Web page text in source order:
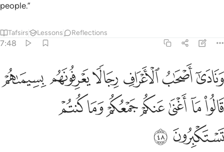
people.”
Tafsirs Lessons Reflections
7:48
ونادى اصحاب الاعراف رجالا يعرفونهم بسيماهم قالوا ما اغنى عنكم
وَنَادَىٰٓ أَصْحَـٰبُ ٱلْأَعْرَافِ رِجَالًۭا يَعْرِفُونَهُم بِسِيمَىٰهُمْ قَالُوا۟ مَآ أَغْنَىٰ
ﲐﲑﲒﲓﲔﲕ
ﲖﲗﲘﲙﲚﲛﲜ
ﲝ ﲞ